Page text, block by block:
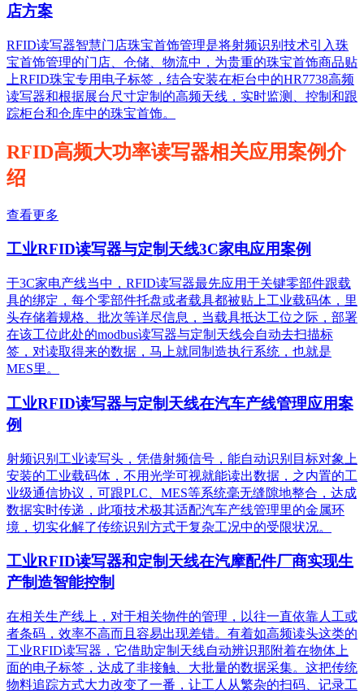
店方案
RFID读写器智慧门店珠宝首饰管理是将射频识别技术引入珠
宝首饰管理的门店、仓储、物流中，为贵重的珠宝首饰商品贴
上RFID珠宝专用电子标签，结合安装在柜台中的HR7738高频
读写器和根据展台尺寸定制的高频天线，实时监测、控制和跟
踪柜台和仓库中的珠宝首饰。
RFID高频大功率读写器相关应用案例介
绍
查看更多
工业RFID读写器与定制天线3C家电应用案例
于3C家电产线当中，RFID读写器最先应用于关键零部件跟载
具的绑定，每个零部件托盘或者载具都被贴上工业载码体，里
头存储着规格、批次等详尽信息，当载具抵达工位之际，部署
在该工位此处的modbus读写器与定制天线会自动去扫描标
签，对读取得来的数据，马上就同制造执行系统，也就是
MES里。
工业RFID读写器与定制天线在汽车产线管理应用案
例
射频识别工业读写头，凭借射频信号，能自动识别目标对象上
安装的工业载码体，不用光学可视就能读出数据，之内置的工
业级通信协议，可跟PLC、MES等系统毫无缝隙地整合，达成
数据实时传递，此项技术极其适配汽车产线管理里的金属环
境，切实化解了传统识别方式于复杂工况中的受限状况。
工业RFID读写器和定制天线在汽摩配件厂商实现生
产制造智能控制
在相关生产线上，对于相关物件的管理，以往一直依靠人工或
者条码，效率不高而且容易出现差错。有着如高频读头这类的
工业RFID读写器，它借助定制天线自动辨识那附着在物体上
面的电子标签，达成了非接触、大批量的数据采集。这把传统
物料追踪方式大力改变了一番，让工人从繁杂的扫码、记录工